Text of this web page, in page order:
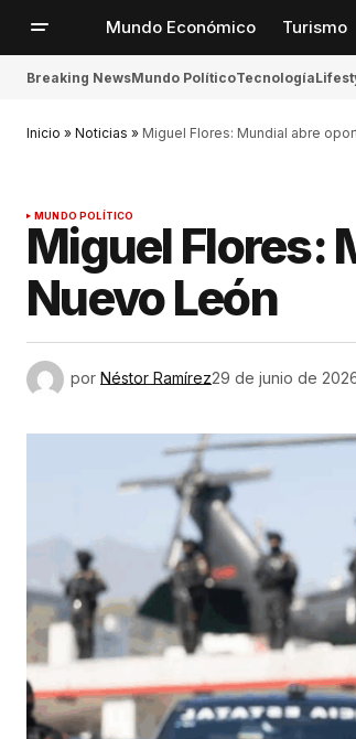
Mundo Económico Turismo
Breaking NewsMundo PolíticoTecnología
Inicio » Noticias » Miguel Flores: Mundial abre
MUNDO POLÍTICO
Miguel Flores:
Nuevo León
por Néstor Ramírez29 de junio de